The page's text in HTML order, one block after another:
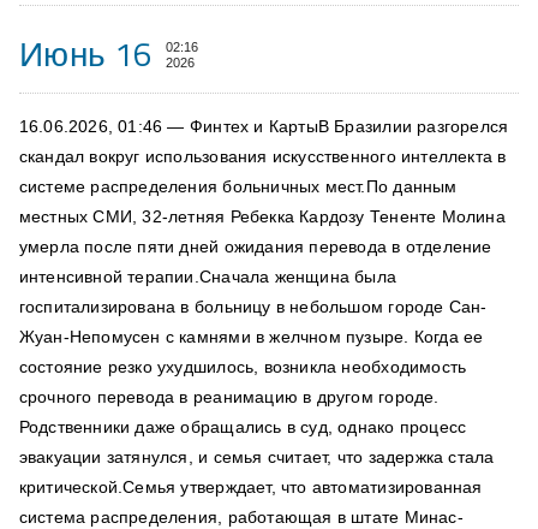
Июнь 16
02:16
2026
16.06.2026, 01:46 — Финтех и КартыВ Бразилии разгорелся
скандал вокруг использования искусственного интеллекта в
системе распределения больничных мест.По данным
местных СМИ, 32-летняя Ребекка Кардозу Тененте Молина
умерла после пяти дней ожидания перевода в отделение
интенсивной терапии.Сначала женщина была
госпитализирована в больницу в небольшом городе Сан-
Жуан-Непомусен с камнями в желчном пузыре. Когда ее
состояние резко ухудшилось, возникла необходимость
срочного перевода в реанимацию в другом городе.
Родственники даже обращались в суд, однако процесс
эвакуации затянулся, и семья считает, что задержка стала
критической.Семья утверждает, что автоматизированная
система распределения, работающая в штате Минас-